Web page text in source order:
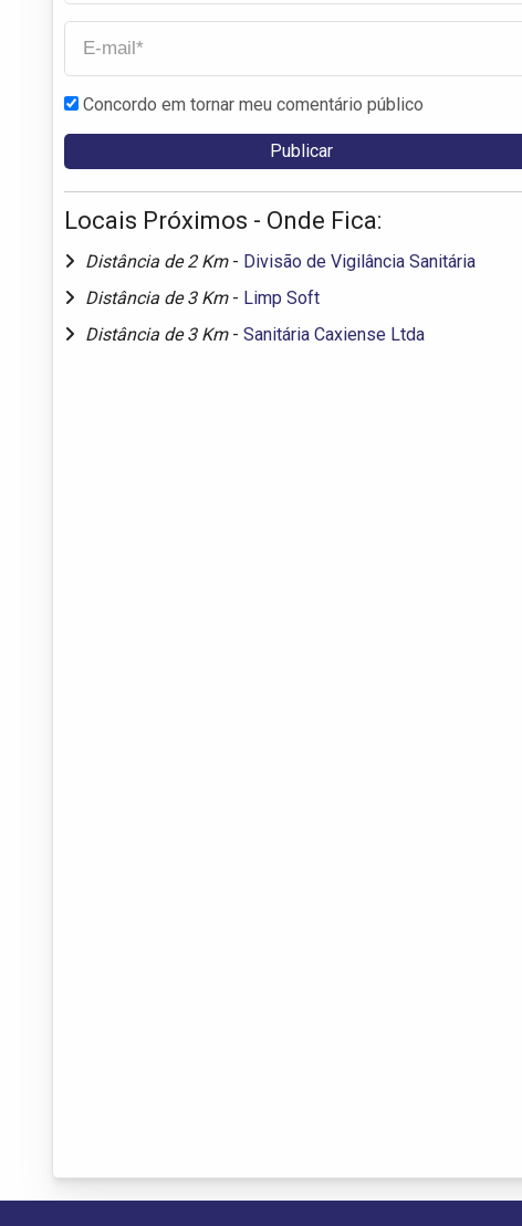
Concordo em tornar meu comentário público
Locais Próximos - Onde Fica:
Distância de 2 Km - Divisão de Vigilância Sanitária
Distância de 3 Km - Limp Soft
Distância de 3 Km - Sanitária Caxiense Ltda